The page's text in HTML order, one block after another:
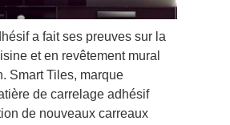
a fait ses preuves sur la
et en revêtement mural
Smart Tiles, marque
de carrelage adhésif
de nouveaux carreaux